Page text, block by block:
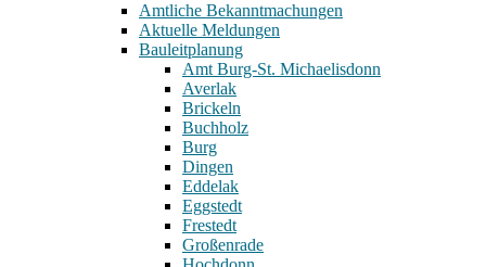
Amtliche Bekanntmachungen
Aktuelle Meldungen
Bauleitplanung
Amt Burg-St. Michaelisdonn
Averlak
Brickeln
Buchholz
Burg
Dingen
Eddelak
Eggstedt
Frestedt
Großenrade